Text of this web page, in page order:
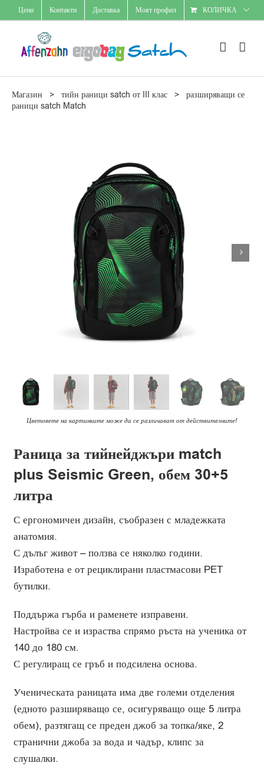
Skip
to
Цени Контакти Доставка Моят профил КОЛИЧКА
Магазин > тийн раници satch от III клас > разширяващи се
раници satch Match
Цветовете на картинките може да се различават от действителните!
Раница за тийнейджъри match
plus Seismic Green, обем 30+5
литра
С ергономичен дизайн, съобразен с младежката
анатомия.
С дълъг живот – ползва се няколко години.
Изработена е от рециклирани пластмасови PET
бутилки.
Поддържа гърба и раменете изправени.
Настройва се и израства спрямо ръста на ученика от
140 до 180 см.
С регулиращ се гръб и подсилена основа.
Ученическата раницата има две големи отделения
(едното разширяващо се, осигуряващо още 5 литра
обем), разтягащ се преден джоб за топка/яке, 2
странични джоба за вода и чадър, клипс за
слушалки.